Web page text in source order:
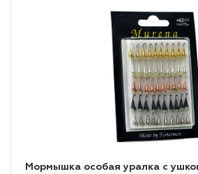
Мормышка особая уралка с